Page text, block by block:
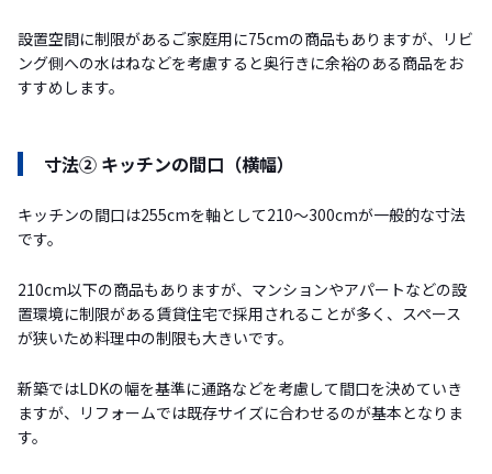
設置空間に制限があるご家庭用に75cmの商品もありますが、リビ
ング側への水はねなどを考慮すると奥行きに余裕のある商品をお
すすめします。
寸法② キッチンの間口（横幅）
キッチンの間口は255cmを軸として210〜300cmが一般的な寸法
です。
210cm以下の商品もありますが、マンションやアパートなどの設
置環境に制限がある賃貸住宅で採用されることが多く、スペース
が狭いため料理中の制限も大きいです。
新築ではLDKの幅を基準に通路などを考慮して間口を決めていき
ますが、リフォームでは既存サイズに合わせるのが基本となりま
す。